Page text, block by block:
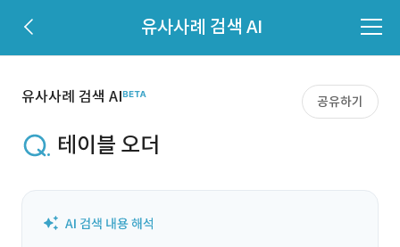
유사사례 검색 AI
유사사례 검색 AI 공유하기
테이블 오더